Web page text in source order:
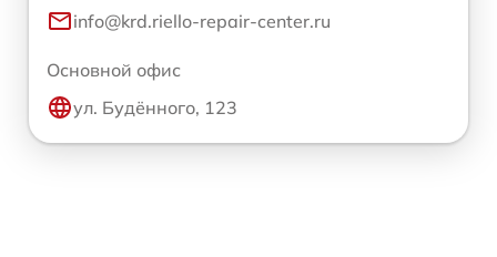
info@krd.riello-repair-center.ru
Основной офис
ул. Будённого, 123